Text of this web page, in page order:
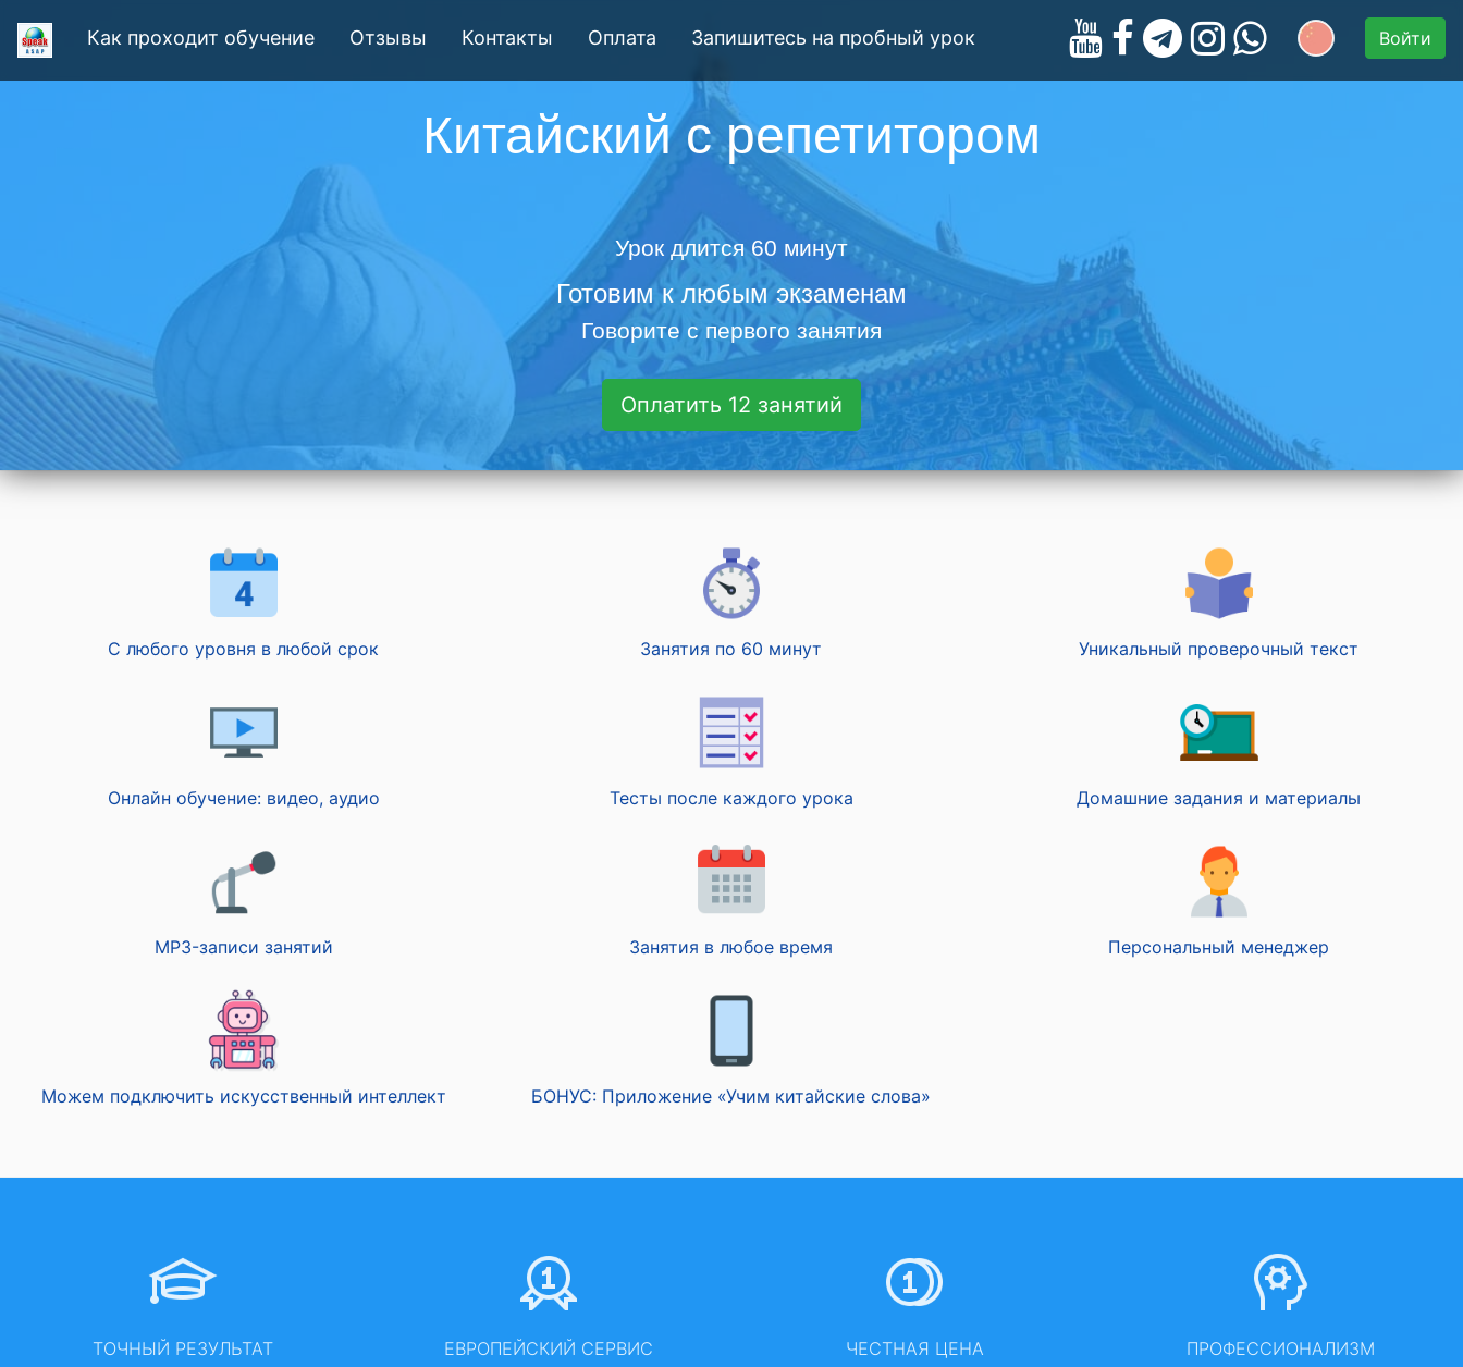
Как проходит обучение Отзывы Контакты Оплата Запишитесь на пробный урок Войти
Китайский с репетитором
Урок длится 60 минут
Готовим к любым экзаменам
Говорите с первого занятия
Оплатить 12 занятий
С любого уровня в любой срок Занятия по 60 минут Уникальный проверочный текст
Онлайн обучение: видео, аудио Тесты после каждого урока Домашние задания и материалы
MP3-записи занятий Занятия в любое время Персональный менеджер
Можем подключить искусственный интеллект БОНУС: Приложение «Учим китайские слова»
ТОЧНЫЙ РЕЗУЛЬТАТ ЕВРОПЕЙСКИЙ СЕРВИС ЧЕСТНАЯ ЦЕНА ПРОФЕССИОНАЛИЗМ